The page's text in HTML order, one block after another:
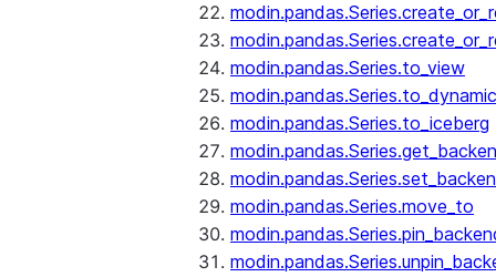
modin.pandas.Series.to_view
modin.pandas.Series.to_iceberg
modin.pandas.Series.move_to